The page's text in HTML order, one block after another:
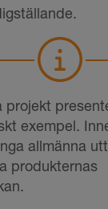
projekt
exempel.
allmänna
produkternas